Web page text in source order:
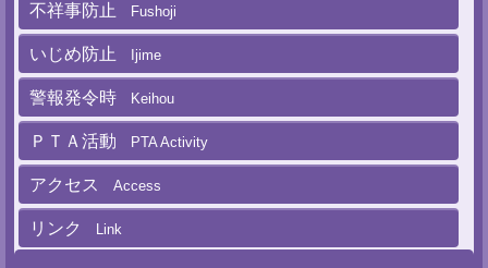
不祥事防止 Fushoji
いじめ防止 Ijime
警報発令時 Keihou
ＰＴＡ活動 PTA Activity
アクセス Access
リンク Link